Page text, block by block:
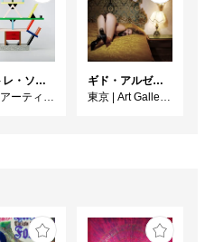
エットレ・ソットサス —魔法がはじまるとき、デザインは生まれる
アーティゾン美術館
ギド・アルゼンチーニ写真展 『女性的宇宙』
東京
Art Gallery M84